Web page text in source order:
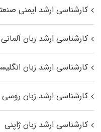
کارشناسی ارشد ایمنی
کارشناسی ارشد زبان آلمانی
کارشناسی ارشد زبان
کارشناسی ارشد زبان روسی
کارشناسی ارشد زبان ژاپنی